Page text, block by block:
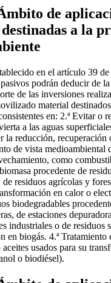
de
a la
en el artículo 39
podrán deducir de
de las inversiones
material
en: 2.ª Evitar o
a las aguas
la reducción, recuperación
de vista medioambiental
como
procedente de
residuos agrícolas y
en calor o
biodegradables
de estaciones
industriales o de residuos
en biogás. 4.ª Tratamiento
usados para su
o biodiésel).